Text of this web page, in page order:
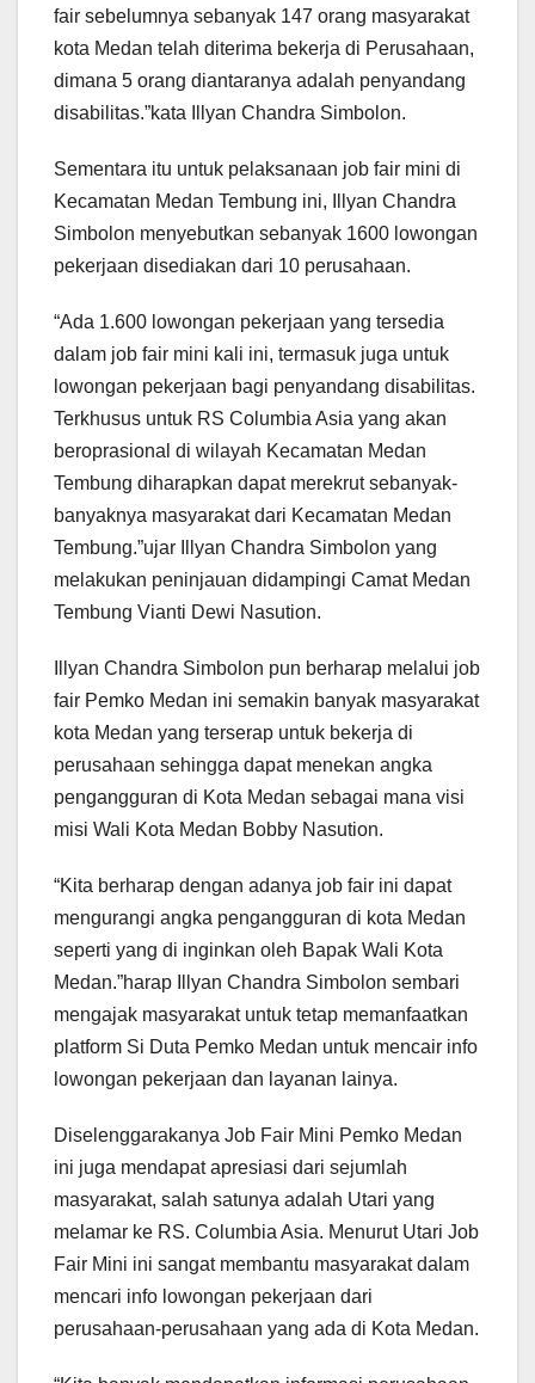
fair sebelumnya sebanyak 147 orang masyarakat
kota Medan telah diterima bekerja di Perusahaan,
dimana 5 orang diantaranya adalah penyandang
disabilitas.”kata Illyan Chandra Simbolon.
Sementara itu untuk pelaksanaan job fair mini di
Kecamatan Medan Tembung ini, Illyan Chandra
Simbolon menyebutkan sebanyak 1600 lowongan
pekerjaan disediakan dari 10 perusahaan.
“Ada 1.600 lowongan pekerjaan yang tersedia
dalam job fair mini kali ini, termasuk juga untuk
lowongan pekerjaan bagi penyandang disabilitas.
Terkhusus untuk RS Columbia Asia yang akan
beroprasional di wilayah Kecamatan Medan
Tembung diharapkan dapat merekrut sebanyak-
banyaknya masyarakat dari Kecamatan Medan
Tembung.”ujar Illyan Chandra Simbolon yang
melakukan peninjauan didampingi Camat Medan
Tembung Vianti Dewi Nasution.
Illyan Chandra Simbolon pun berharap melalui job
fair Pemko Medan ini semakin banyak masyarakat
kota Medan yang terserap untuk bekerja di
perusahaan sehingga dapat menekan angka
pengangguran di Kota Medan sebagai mana visi
misi Wali Kota Medan Bobby Nasution.
“Kita berharap dengan adanya job fair ini dapat
mengurangi angka pengangguran di kota Medan
seperti yang di inginkan oleh Bapak Wali Kota
Medan.”harap Illyan Chandra Simbolon sembari
mengajak masyarakat untuk tetap memanfaatkan
platform Si Duta Pemko Medan untuk mencair info
lowongan pekerjaan dan layanan lainya.
Diselenggarakanya Job Fair Mini Pemko Medan
ini juga mendapat apresiasi dari sejumlah
masyarakat, salah satunya adalah Utari yang
melamar ke RS. Columbia Asia. Menurut Utari Job
Fair Mini ini sangat membantu masyarakat dalam
mencari info lowongan pekerjaan dari
perusahaan-perusahaan yang ada di Kota Medan.